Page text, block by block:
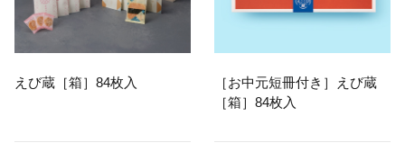
えび蔵［箱］84枚入
［お中元短冊付き］えび蔵
［箱］84枚入